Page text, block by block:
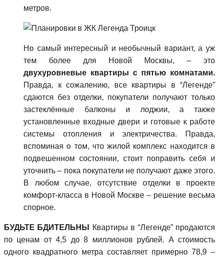
метров.
Но самый интересный и необычный вариант, а уж
тем более для Новой Москвы, – это
двухуровневые квартиры с пятью комнатами.
Правда, к сожалению, все квартиры в “Легенде”
сдаются без отделки, покупатели получают только
застеклённые балконы и лоджии, а также
установленные входные двери и готовые к работе
системы отопления и электричества. Правда,
вспоминая о том, что жилой комплекс находится в
подвешенном состоянии, стоит поправить себя и
уточнить – пока покупатели не получают даже этого.
В любом случае, отсутствие отделки в проекте
комфорт-класса в Новой Москве – решение весьма
спорное.
БУДЬТЕ БДИТЕЛЬНЫ
Квартиры в “Легенде” продаются
по ценам от 4,5 до 8 миллионов рублей. А стоимость
одного квадратного метра составляет примерно 78,9 –